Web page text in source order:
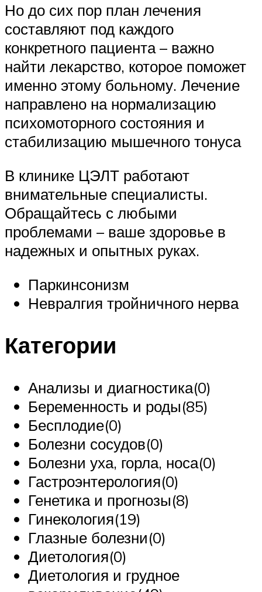
Но до сих пор план лечения
составляют под каждого
конкретного пациента – важно
найти лекарство, которое поможет
именно этому больному. Лечение
направлено на нормализацию
психомоторного состояния и
стабилизацию мышечного тонуса
В клинике ЦЭЛТ работают
внимательные специалисты.
Обращайтесь с любыми
проблемами – ваше здоровье в
надежных и опытных руках.
Паркинсонизм
Невралгия тройничного нерва
Категории
Анализы и диагностика(0)
Беременность и роды(85)
Бесплодие(0)
Болезни сосудов(0)
Болезни уха, горла, носа(0)
Гастроэнтерология(0)
Генетика и прогнозы(8)
Гинекология(19)
Глазные болезни(0)
Диетология(0)
Диетология и грудное